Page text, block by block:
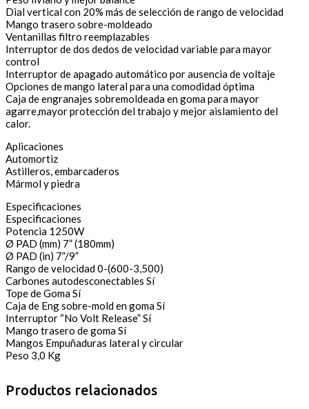
Dial vertical con 20% más de selección de rango de velocidad
Mango trasero sobre-moldeado
Ventanillas filtro reemplazables
Interruptor de dos dedos de velocidad variable para mayor
control
Interruptor de apagado automático por ausencia de voltaje
Opciones de mango lateral para una comodidad óptima
Caja de engranajes sobremoldeada en goma para mayor
agarre,mayor protección del trabajo y mejor aislamiento del
calor.
Aplicaciones
Automortiz
Astilleros, embarcaderos
Mármol y piedra
Especificaciones
Especificaciones
Potencia 1250W
Ø PAD (mm) 7” (180mm)
Ø PAD (in) 7”/9”
Rango de velocidad 0-(600-3,500)
Carbones autodesconectables Sí
Tope de Goma Sí
Caja de Eng sobre-mold en goma Sí
Interruptor “No Volt Release” Sí
Mango trasero de goma Sí
Mangos Empuñaduras lateral y circular
Peso 3,0 Kg
Productos relacionados